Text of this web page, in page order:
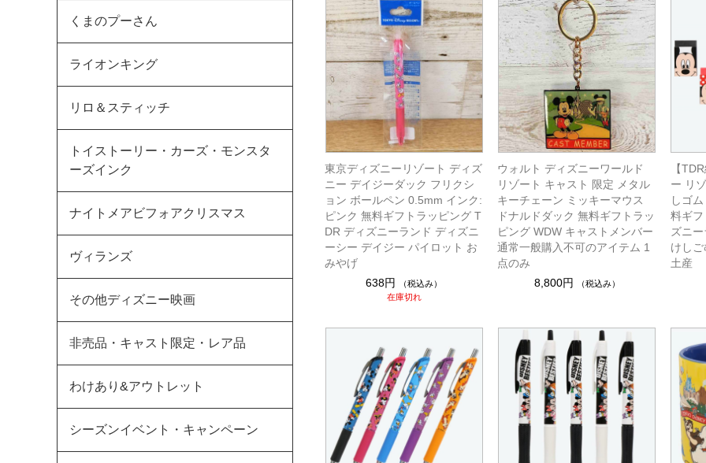
東京ディズニーリゾート ディズ
ニー デイジーダック フリクシ
ョン ボールペン 0.5mm インク:
ピンク 無料ギフトラッピング T
DR ディズニーランド ディズニ
ーシー デイジー パイロット お
みやげ
638円
（税込み）
在庫切れ
ウォルト ディズニーワールド
リゾート キャスト 限定 メタル
キーチェーン ミッキーマウス
ドナルドダック 無料ギフトラッ
ピング WDW キャストメンバー
通常一般購入不可のアイテム 1
点のみ
8,800円
（税込み）
【
ー リ
しゴ
料ギ
ズニ
けし
土産
くまのプーさん
ライオンキング
リロ＆スティッチ
トイストーリー・カーズ・モンスタ
ーズインク
ナイトメアビフォアクリスマス
ヴィランズ
その他ディズニー映画
非売品・キャスト限定・レア品
わけあり&アウトレット
シーズンイベント・キャンペーン